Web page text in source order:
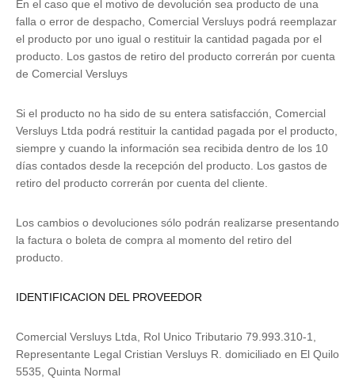
En el caso que el motivo de devolución sea producto de una
falla o error de despacho, Comercial Versluys podrá reemplazar
el producto por uno igual o restituir la cantidad pagada por el
producto. Los gastos de retiro del producto correrán por cuenta
de Comercial Versluys
Si el producto no ha sido de su entera satisfacción, Comercial
Versluys Ltda podrá restituir la cantidad pagada por el producto,
siempre y cuando la información sea recibida dentro de los 10
días contados desde la recepción del producto. Los gastos de
retiro del producto correrán por cuenta del cliente.
Los cambios o devoluciones sólo podrán realizarse presentando
la factura o boleta de compra al momento del retiro del
producto.
IDENTIFICACION DEL PROVEEDOR
Comercial Versluys Ltda, Rol Unico Tributario 79.993.310-1,
Representante Legal Cristian Versluys R. domiciliado en El Quilo
5535, Quinta Normal